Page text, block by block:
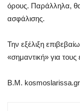
όρους. Παράλληλα, θα
ασφάλισης.
Την εξέλιξη
«σημαντική» για
Β.Μ. kosmoslarissa.gr